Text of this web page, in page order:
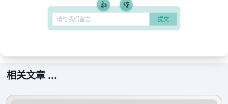
👍 👎
相关文章 ...